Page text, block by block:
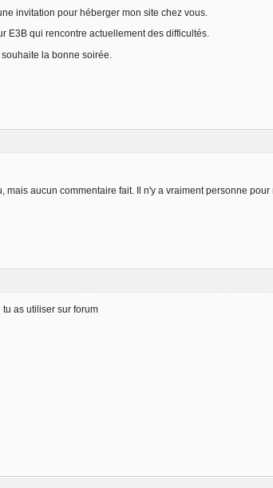
invitation pour héberger mon site chez vous.
E3B qui rencontre actuellement des difficultés.
la bonne soirée.
mais aucun commentaire fait. Il n'y a vraiment personne
as utiliser sur forum